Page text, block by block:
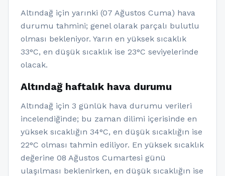
Altındağ için yarınki (07 Ağustos Cuma) hava
durumu tahmini; genel olarak parçalı bulutlu
olması bekleniyor. Yarın en yüksek sıcaklık
33°C, en düşük sıcaklık ise 23°C seviyelerinde
olacak.
Altındağ haftalık hava durumu
Altındağ için 3 günlük hava durumu verileri
incelendiğinde; bu zaman dilimi içerisinde en
yüksek sıcaklığın 34°C, en düşük sıcaklığın ise
22°C olması tahmin ediliyor. En yüksek sıcaklık
değerine 08 Ağustos Cumartesi günü
ulaşılması beklenirken, en düşük sıcaklığın ise